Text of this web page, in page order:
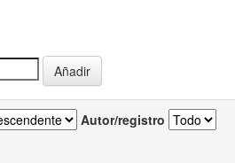
Autor/registro